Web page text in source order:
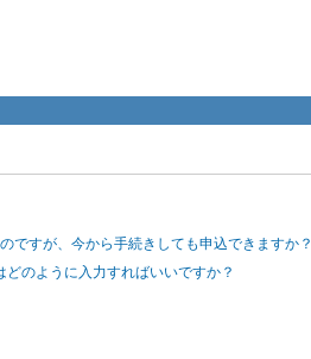
ですが、今から手続きしても申込できますか？
のように入力すればいいですか？